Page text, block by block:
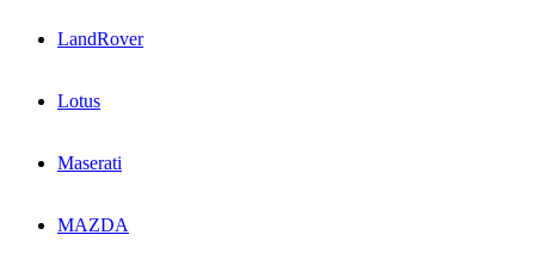
LandRover
Lotus
Maserati
MAZDA